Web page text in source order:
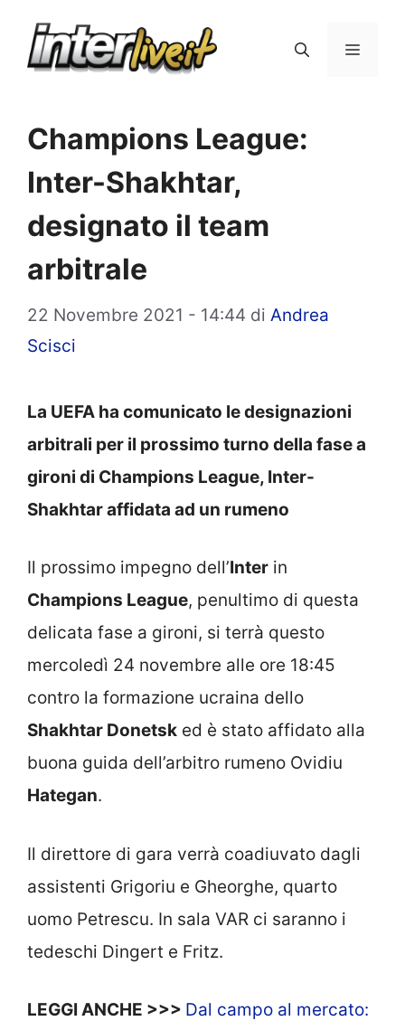
Menu
Champions League:
Inter-Shakhtar,
designato il team
arbitrale
22 Novembre 2021 - 14:44 di Andrea
Scisci
La UEFA ha comunicato le designazioni
arbitrali per il prossimo turno della fase a
gironi di Champions League, Inter-
Shakhtar affidata ad un rumeno
Il prossimo impegno dell’Inter in
Champions League, penultimo di questa
delicata fase a gironi, si terrà questo
mercoledì 24 novembre alle ore 18:45
contro la formazione ucraina dello
Shakhtar Donetsk ed è stato affidato alla
buona guida dell’arbitro rumeno Ovidiu
Hategan.
Il direttore di gara verrà coadiuvato dagli
assistenti Grigoriu e Gheorghe, quarto
uomo Petrescu. In sala VAR ci saranno i
tedeschi Dingert e Fritz.
LEGGI ANCHE >>> Dal campo al mercato: